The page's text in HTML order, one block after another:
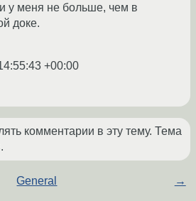
у меня не больше, чем в
доке.
+00:00
комментарии в эту тему. Тема
General →